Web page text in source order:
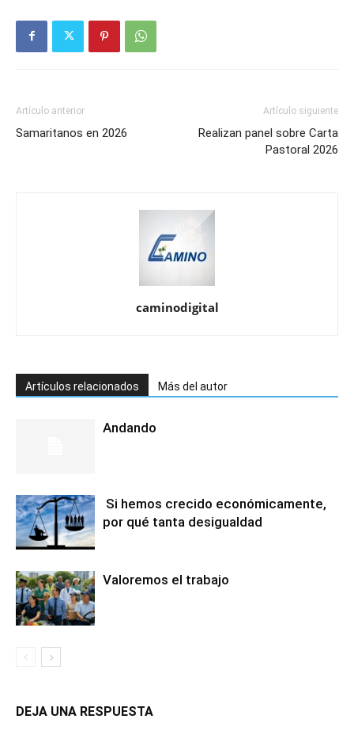
Artículo anterior
Samaritanos en 2026
Artículo siguiente
Realizan panel sobre Carta
Pastoral 2026
caminodigital
Artículos relacionados Más del autor
Andando
Si hemos crecido económicamente,
por qué tanta desigualdad
Valoremos el trabajo
DEJA UNA RESPUESTA